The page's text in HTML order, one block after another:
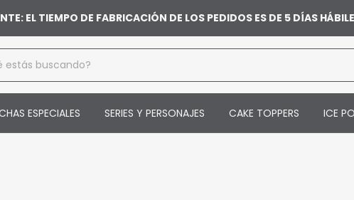
EL TIEMPO DE FABRICACIÓN DE LOS PEDIDOS ES DE 5 DÍAS
ESPECIALES SERIES Y PERSONAJES CAKE TOPPERS ICE